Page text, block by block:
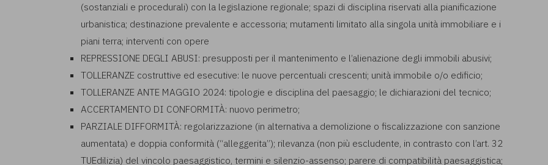
(sostanziali e procedurali) con la legislazione regionale; spazi di disciplina riservati alla pianificazione
urbanistica; destinazione prevalente e accessoria; mutamenti limitato alla singola unità immobiliare e i
piani terra; interventi con opere
REPRESSIONE DEGLI ABUSI: presupposti per il mantenimento e l’alienazione degli immobili abusivi;
TOLLERANZE costruttive ed esecutive: le nuove percentuali crescenti; unità immobile o/o edificio;
TOLLERANZE ANTE MAGGIO 2024: tipologie e disciplina del paesaggio; le dichiarazioni del tecnico;
ACCERTAMENTO DI CONFORMITÀ: nuovo perimetro;
PARZIALE DIFFORMITÀ: regolarizzazione (in alternativa a demolizione o fiscalizzazione con sanzione
aumentata) e doppia conformità (“alleggerita”); rilevanza (non più escludente, in contrasto con l’art. 32
TUEdilizia) del vincolo paesaggistico, termini e silenzio-assenso; parere di compatibilità paesaggistica;